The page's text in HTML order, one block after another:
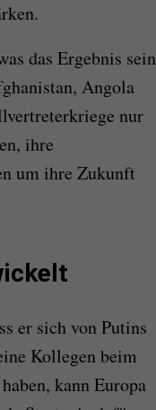
das Ergebnis sein
Angola
nur
ihre
um ihre Zukunft
er sich von Putins
Kollegen beim
haben, kann Europa